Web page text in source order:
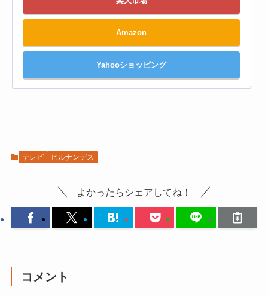
Amazon
Yahooショッピング
テレビ ヒルナンデス
よかったらシェアしてね！
コメント